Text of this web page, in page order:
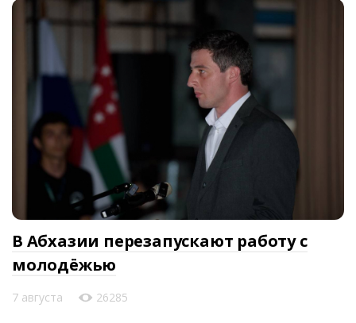
В Абхазии перезапускают работу с
молодёжью
7 августа 26285